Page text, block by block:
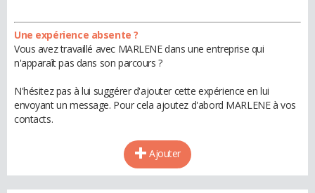
Une expérience absente ?
Vous avez travaillé avec MARLENE dans une entreprise qui
n'apparaît pas dans son parcours ?
N'hésitez pas à lui suggérer d'ajouter cette expérience en lui
envoyant un message. Pour cela ajoutez d'abord MARLENE à vos
contacts.
Ajouter